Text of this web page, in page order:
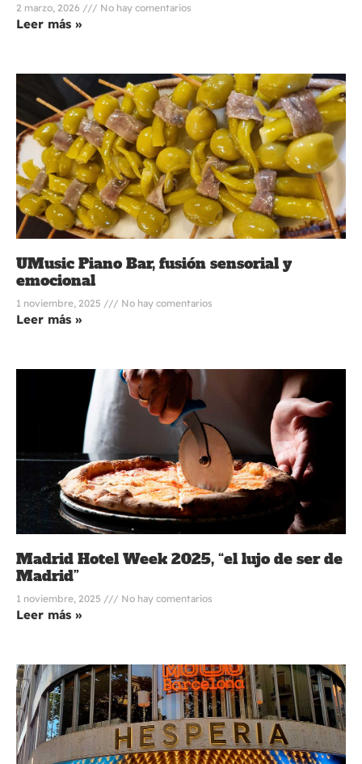
2 marzo, 2026 No hay comentarios
Leer más »
UMusic Piano Bar, fusión sensorial y
emocional
1 noviembre, 2025 No hay comentarios
Leer más »
Madrid Hotel Week 2025, “el lujo de ser de
Madrid”
1 noviembre, 2025 No hay comentarios
Leer más »